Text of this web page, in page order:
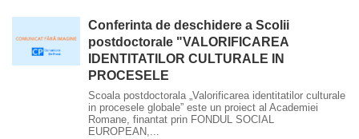
Conferinta de deschidere a Scolii
postdoctorale "VALORIFICAREA
IDENTITATILOR CULTURALE IN
PROCESELE
Scoala postdoctorala „Valorificarea identitatilor culturale
in procesele globale” este un proiect al Academiei
Romane, finantat prin FONDUL SOCIAL
EUROPEAN,...